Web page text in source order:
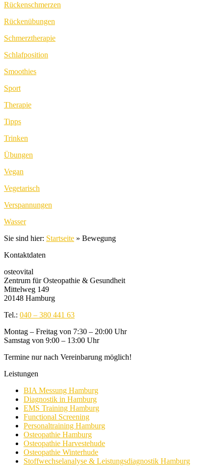
Rückenschmerzen
Rückenübungen
Schmerztherapie
Schlafposition
Smoothies
Sport
Therapie
Tipps
Trinken
Übungen
Vegan
Vegetarisch
Verspannungen
Wasser
Sie sind hier: Startseite » Bewegung
Kontaktdaten
osteovital
Zentrum für Osteopathie & Gesundheit
Mittelweg 149
20148 Hamburg
Tel.: 040 – 380 441 63
Montag – Freitag von 7:30 – 20:00 Uhr
Samstag von 9:00 – 13:00 Uhr
Termine nur nach Vereinbarung möglich!
Leistungen
BIA Messung Hamburg
Diagnostik in Hamburg
EMS Training Hamburg
Functional Screening
Personaltraining Hamburg
Osteopathie Hamburg
Osteopathie Harvestehude
Osteopathie Winterhude
Stoffwechselanalyse & Leistungsdiagnostik Hamburg